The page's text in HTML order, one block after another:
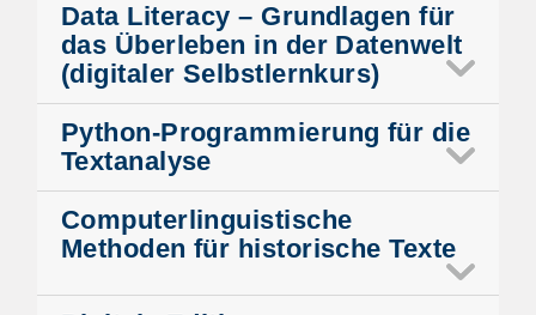
Data Literacy – Grundlagen für
das Überleben in der Datenwelt
(digitaler Selbstlernkurs)
Python-Programmierung für die
Textanalyse
Computerlinguistische
Methoden für historische Texte